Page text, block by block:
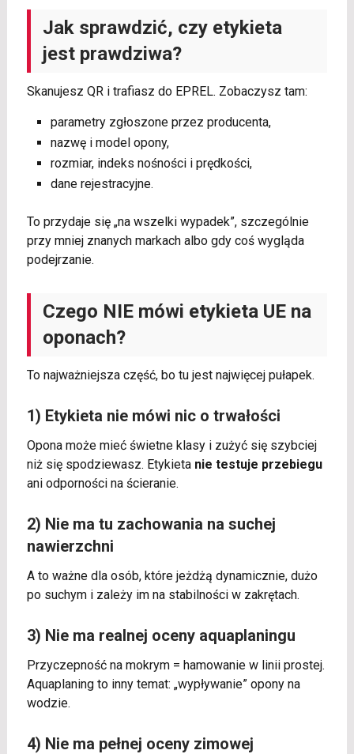
Jak sprawdzić, czy etykieta
jest prawdziwa?
Skanujesz QR i trafiasz do EPREL. Zobaczysz tam:
parametry zgłoszone przez producenta,
nazwę i model opony,
rozmiar, indeks nośności i prędkości,
dane rejestracyjne.
To przydaje się „na wszelki wypadek”, szczególnie
przy mniej znanych markach albo gdy coś wygląda
podejrzanie.
Czego NIE mówi etykieta UE na
oponach?
To najważniejsza część, bo tu jest najwięcej pułapek.
1) Etykieta nie mówi nic o trwałości
Opona może mieć świetne klasy i zużyć się szybciej
niż się spodziewasz. Etykieta nie testuje przebiegu
ani odporności na ścieranie.
2) Nie ma tu zachowania na suchej
nawierzchni
A to ważne dla osób, które jeżdżą dynamicznie, dużo
po suchym i zależy im na stabilności w zakrętach.
3) Nie ma realnej oceny aquaplaningu
Przyczepność na mokrym = hamowanie w linii prostej.
Aquaplaning to inny temat: „wypływanie” opony na
wodzie.
4) Nie ma pełnej oceny zimowej